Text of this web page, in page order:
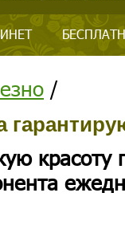
/
красоту